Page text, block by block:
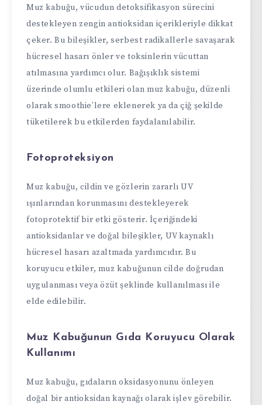
Muz kabuğu, vücudun detoksifikasyon sürecini
destekleyen zengin antioksidan içerikleriyle dikkat
çeker. Bu bileşikler, serbest radikallerle savaşarak
hücresel hasarı önler ve toksinlerin vücuttan
atılmasına yardımcı olur. Bağışıklık sistemi
üzerinde olumlu etkileri olan muz kabuğu, düzenli
olarak smoothie’lere eklenerek ya da çiğ şekilde
tüketilerek bu etkilerden faydalanılabilir.
Fotoproteksiyon
Muz kabuğu, cildin ve gözlerin zararlı UV
ışınlarından korunmasını destekleyerek
fotoprotektif bir etki gösterir. İçeriğindeki
antioksidanlar ve doğal bileşikler, UV kaynaklı
hücresel hasarı azaltmada yardımcıdır. Bu
koruyucu etkiler, muz kabuğunun cilde doğrudan
uygulanması veya özüt şeklinde kullanılması ile
elde edilebilir.
Muz Kabuğunun Gıda Koruyucu Olarak
Kullanımı
Muz kabuğu, gıdaların oksidasyonunu önleyen
doğal bir antioksidan kaynağı olarak işlev görebilir.